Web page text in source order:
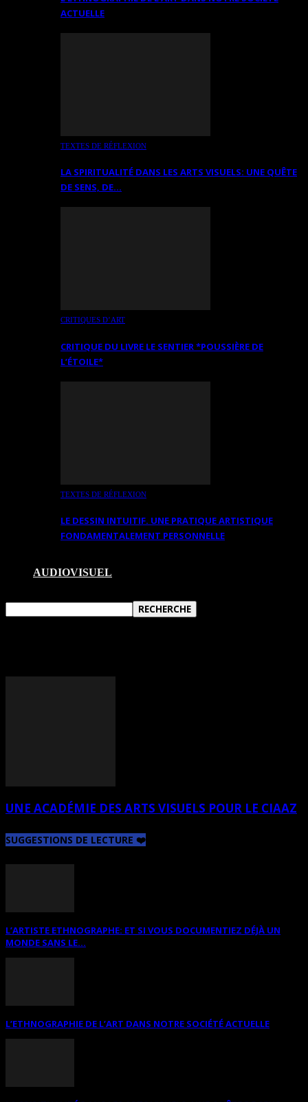
ACTUELLE
TEXTES DE RÉFLEXION
LA SPIRITUALITÉ DANS LES ARTS VISUELS: UNE QUÊTE
DE SENS, DE…
CRITIQUES D’ART
CRITIQUE DU LIVRE LE SENTIER *POUSSIÈRE DE
L’ÉTOILE*
TEXTES DE RÉFLEXION
LE DESSIN INTUITIF. UNE PRATIQUE ARTISTIQUE
FONDAMENTALEMENT PERSONNELLE
AUDIOVISUEL
UNE ACADÉMIE DES ARTS VISUELS POUR LE CIAAZ
SUGGESTIONS DE LECTURE ❤️
L’ARTISTE ETHNOGRAPHE: ET SI VOUS DOCUMENTIEZ DÉJÀ UN
MONDE SANS LE...
L’ETHNOGRAPHIE DE L’ART DANS NOTRE SOCIÉTÉ ACTUELLE